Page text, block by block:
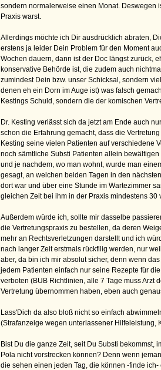
sondern normalerweise einen Monat. Deswegen
Praxis warst.
Allerdings möchte ich Dir ausdrücklich abraten,
erstens ja leider Dein Problem für den Moment
Wochen dauern, dann ist der Doc längst zurück,
konservative Behörde ist, die zudem auch
zumindest Dein bzw. unser Schicksal, sondern
denen eh ein Dorn im Auge ist) was falsch
Kestings Schuld, sondern die der komischen
Dr. Kesting verlässt sich da jetzt am Ende auch
schon die Erfahrung gemacht, dass die
Kesting seine vielen Patienten auf verschiedene
noch sämtliche Substi Patienten allein
und je nachdem, wo man wohnt, wurde man
gesagt, an welchen beiden Tagen in den
dort war und über eine Stunde im Wartezimmer
gleichen Zeit bei ihm in der Praxis mindestens
Außerdem würde ich, sollte mir dasselbe
die Vertretungspraxis zu bestellen, da deren
mehr an Rechtsverletzungen darstellt und ich
nach langer Zeit erstmals rückfllig werden, nur
aber, da bin ich mir absolut sicher, denn wenn
jedem Patienten einfach nur seine Rezepte für
verboten (BUB Richtlinien, alle 7 Tage muss Arzt
Vertretung übernommen haben, eben auch
Lass'Dich da also bloß nicht so einfach
(Strafanzeige wegen unterlassener Hilfeleistung,
Bist Du die ganze Zeit, seit Du Substi
Pola nicht vorstrecken können? Denn wenn
die sehen einen jeden Tag, die können -finde